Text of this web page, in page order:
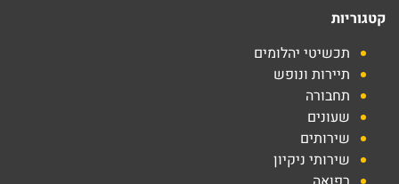
קטגוריות
תכשיטי יהלומים
תיירות ונופש
תחבורה
שעונים
שירותים
שירותי ניקיון